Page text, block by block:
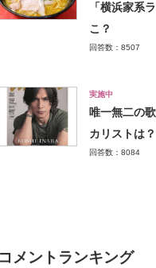
「横浜家系
こ？
回答数：8507
実施中
唯一無二の
カリストは？
回答数：8084
コメントランキング